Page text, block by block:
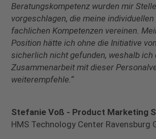
Beratungskompetenz wurden mir
vorgeschlagen, die meine
fachlichen Kompetenzen vereinen.
Position hätte ich ohne die Initiative
sicherlich nicht gefunden, weshalb ich
Zusammenarbeit mit dieser
weiterempfehle.“
Stefanie Voß - Product Marketing
HMS Technology Center Ravensburg